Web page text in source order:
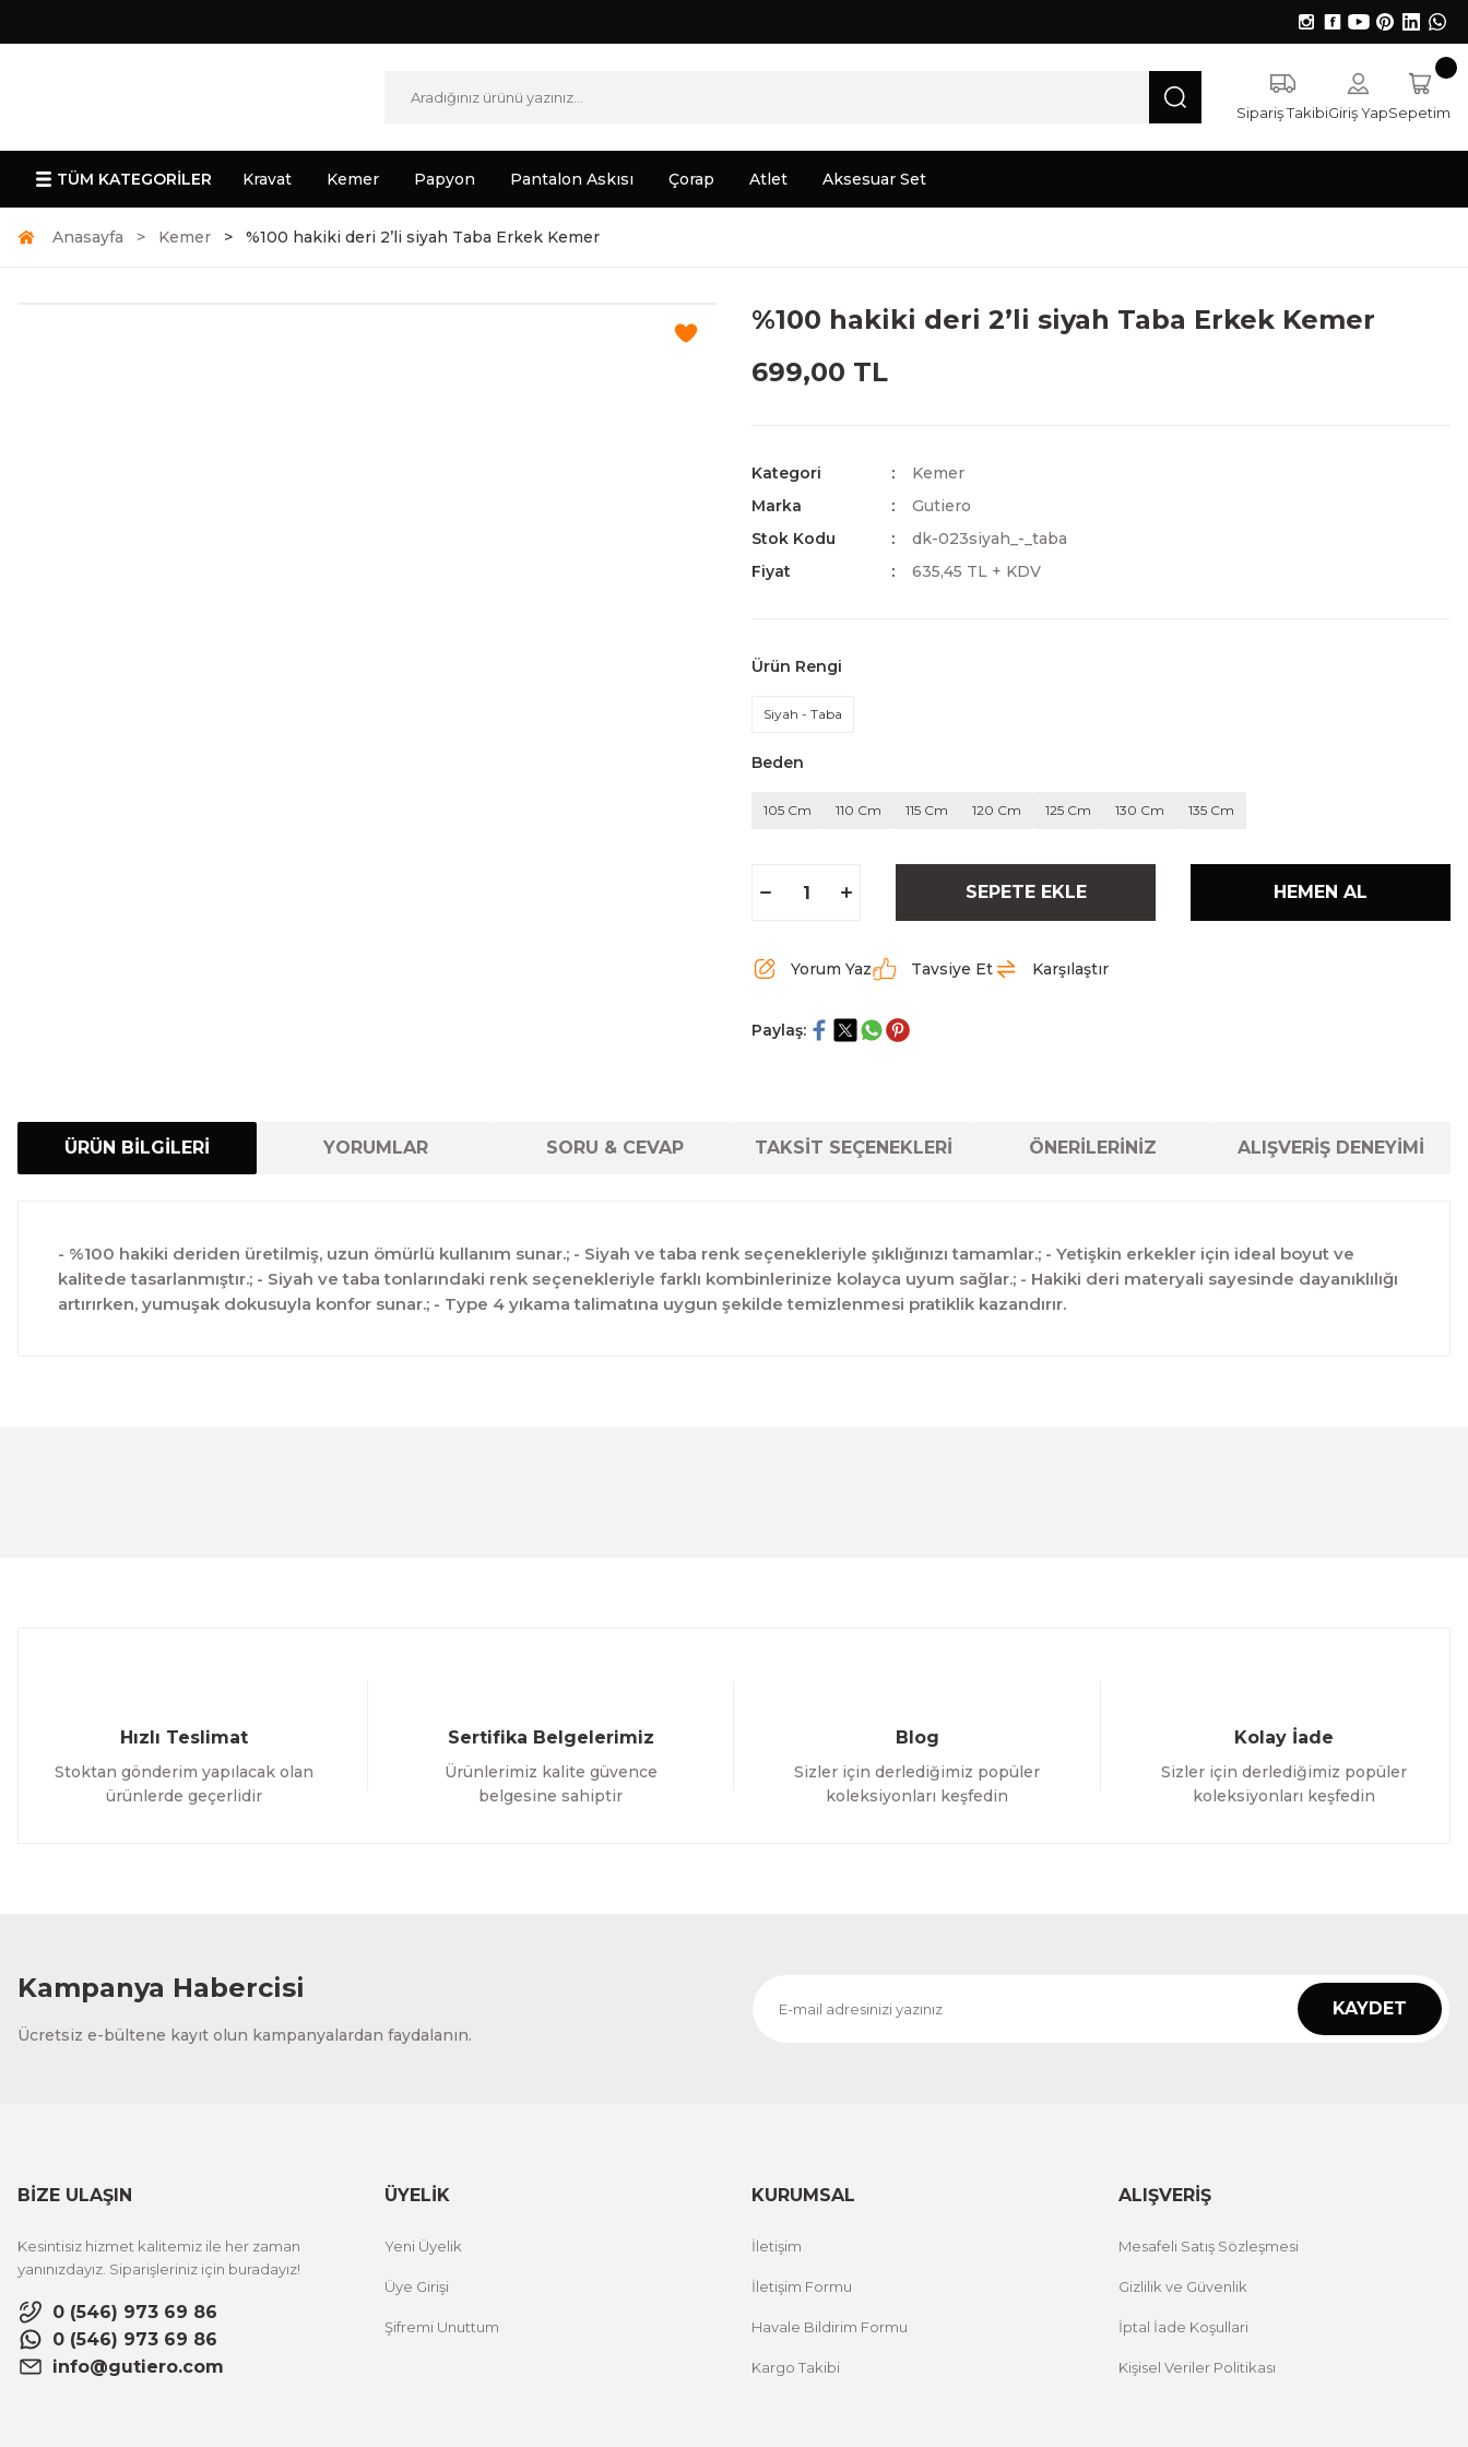
Sipariş TakibiGiriş YapSepetim
TÜM KATEGORİLER Kravat Kemer Papyon Pantalon Askısı Çorap Atlet Aksesuar Set
Anasayfa Kemer %100 hakiki deri 2’li siyah Taba Erkek Kemer
%100 hakiki deri 2’li siyah Taba Erkek Kemer
699,00 TL
Kategori
Kemer
Marka
Gutiero
Stok Kodu
dk-023siyah_-_taba
Fiyat
635,45 TL + KDV
Ürün Rengi
Siyah - Taba
Beden
105 Cm 110 Cm 115 Cm 120 Cm 125 Cm 130 Cm 135 Cm
SEPETE EKLE HEMEN AL
Yorum Yaz Tavsiye Et Karşılaştır
Paylaş:
ÜRÜN BİLGİLERİ YORUMLAR SORU & CEVAP TAKSİT SEÇENEKLERİ ÖNERİLERİNİZ ALIŞVERİŞ DENEYİMİ
- %100 hakiki deriden üretilmiş, uzun ömürlü kullanım sunar.; - Siyah ve taba renk seçenekleriyle şıklığınızı tamamlar.; - Yetişkin erkekler için ideal boyut ve
kalitede tasarlanmıştır.; - Siyah ve taba tonlarındaki renk seçenekleriyle farklı kombinlerinize kolayca uyum sağlar.; - Hakiki deri materyali sayesinde dayanıklılığı
artırırken, yumuşak dokusuyla konfor sunar.; - Type 4 yıkama talimatına uygun şekilde temizlenmesi pratiklik kazandırır.
Hızlı Teslimat
Stoktan gönderim yapılacak olan
ürünlerde geçerlidir
Sertifika Belgelerimiz
Ürünlerimiz kalite güvence
belgesine sahiptir
Blog
Sizler için derlediğimiz popüler
koleksiyonları keşfedin
Kolay İade
Sizler için derlediğimiz popüler
koleksiyonları keşfedin
Kampanya Habercisi
Ücretsiz e-bültene kayıt olun kampanyalardan faydalanın.
KAYDET
BİZE ULAŞIN
Kesintisiz hizmet kalitemiz ile her zaman
yanınızdayız. Siparişleriniz için buradayız!
0 (546) 973 69 86
0 (546) 973 69 86
info@gutiero.com
ÜYELİK
Yeni Üyelik
Üye Girişi
Şifremi Unuttum
KURUMSAL
İletişim
İletişim Formu
Havale Bildirim Formu
Kargo Takibi
ALIŞVERİŞ
Mesafeli Satış Sözleşmesi
Gizlilik ve Güvenlik
İptal İade Koşullari
Kişisel Veriler Politikası